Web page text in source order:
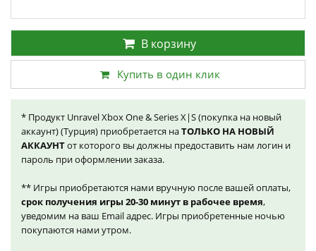
В корзину
Купить в один клик
* Продукт Unravel Xbox One & Series X|S (покупка на новый
аккаунт) (Турция) приобретается наТОЛЬКО НА НОВЫЙ
АККАУНТот которого вы должны предоставить нам логин и
пароль при оформлении заказа.
** Игры приобретаются нами вручную после вашей оплаты,
срок получения игры 20-30 минут в рабочее время,
уведомим на ваш Email адрес. Игры приобретенные ночью
покупаются нами утром.